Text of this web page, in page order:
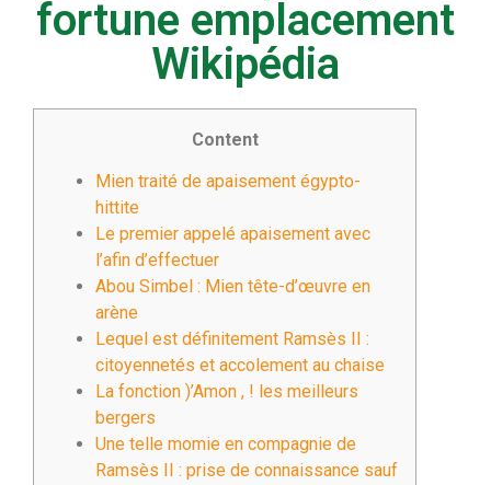
fortune emplacement
Wikipédia
Content
Mien traité de apaisement égypto-
hittite
Le premier appelé apaisement avec
l’afin d’effectuer
Abou Simbel : Mien tête-d’œuvre en
arène
Lequel est définitement Ramsès II :
citoyennetés et accolement au chaise
La fonction )’Amon , ! les meilleurs
bergers
Une telle momie en compagnie de
Ramsès II : prise de connaissance sauf